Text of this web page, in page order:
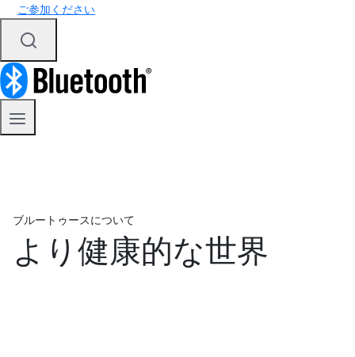
ご参加ください
ブルートゥースについて
より健康的な世界